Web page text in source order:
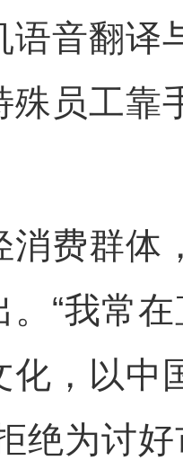
语音翻译
殊员工靠
费群体
。“我常
化，以中
绝为讨